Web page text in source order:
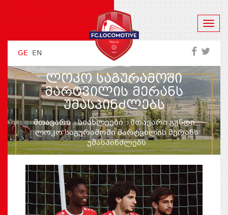
GE EN
ᲚᲝᲙᲝ ᲡᲐᲒᲣᲠᲐᲛᲝᲨᲘ
ᲛᲐᲠᲢᲕᲘᲚᲘᲡ ᲛᲔᲠᲐᲜᲡ
ᲣᲛᲐᲡᲞᲘᲜᲫᲚᲔᲑᲡ
მთავარი სიახლეები
მთავარი გუნდი
ლოკო საგურამოში მარტვილის მერანს
უმასპინძლებს